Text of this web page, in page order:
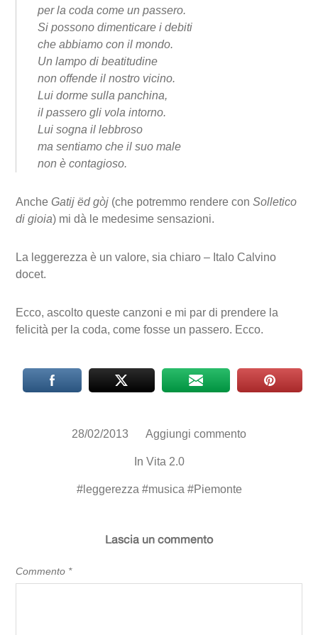
per la coda come un passero.
Si possono dimenticare i debiti
che abbiamo con il mondo.
Un lampo di beatitudine
non offende il nostro vicino.
Lui dorme sulla panchina,
il passero gli vola intorno.
Lui sogna il lebbroso
ma sentiamo che il suo male
non è contagioso.
AncheGatij ëd gòj (che potremmo rendere conSolletico
di gioia) mi dà le medesime sensazioni.
La leggerezza è un valore, sia chiaro – Italo Calvino
docet.
Ecco, ascolto queste canzoni e mi par di prendere la
felicità per la coda, come fosse un passero. Ecco.
28/02/2013 Aggiungi commento
In Vita 2.0
#leggerezza #musica #Piemonte
Lascia un commento
Commento *